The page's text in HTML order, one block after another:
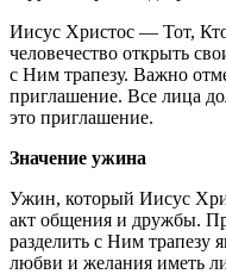
Иисус Христос — Тот,
человечество открыть
с Ним трапезу. Важно
приглашение. Все лица
это приглашение.
Значение ужина
Ужин, который Иисус
акт общения и дружбы.
разделить с Ним трапезу
любви и желания иметь